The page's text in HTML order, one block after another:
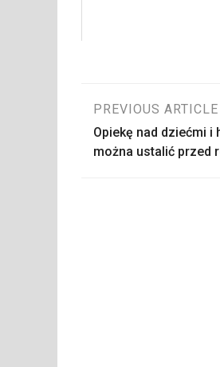
Nawigacja
wpisu
PREVIOUS ARTICLE
Opiekę nad dziećmi
można ustalić przed